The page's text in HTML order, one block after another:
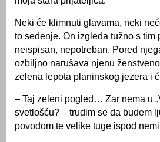
Neki će klimnuti glavama, neki
to sedenje. On izgleda tužno s
neispisan, nepotreban. Pored
ozbiljno narušava njenu
zelena lepota planinskog jezera i
– Taj zeleni pogled… Zar nema u
svetlošću? – trudim se da budem
povodom te velike tuge ispod